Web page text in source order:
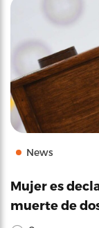
News
Mujer es
muerte de